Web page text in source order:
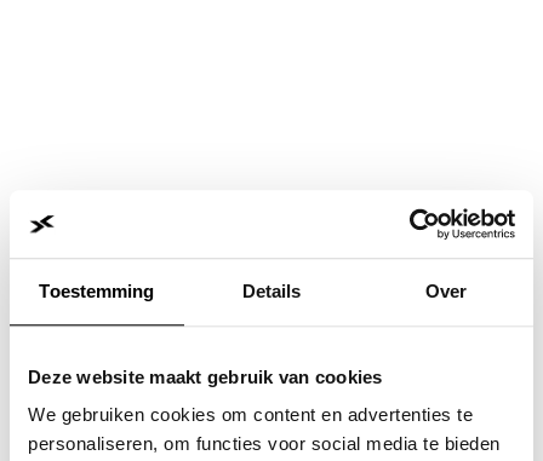
Toestemming Details Over
Deze website maakt gebruik van cookies
We gebruiken cookies om content en advertenties te
personaliseren, om functies voor social media te bieden